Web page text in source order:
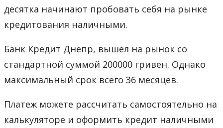
десятка начинают пробовать себя на рынке
кредитования наличными.
Банк Кредит Днепр, вышел на рынок со
стандартной суммой 200000 гривен. Однако
максимальный срок всего 36 месяцев.
Платеж можете рассчитать самостоятельно на
калькуляторе и оформить кредит наличными